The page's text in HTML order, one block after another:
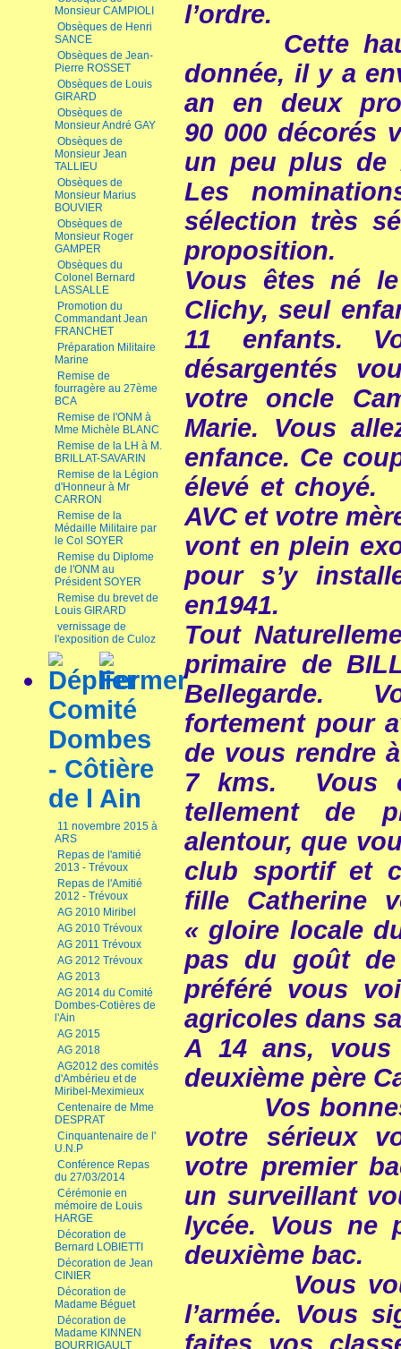
Monsieur CAMPIOLI
Obsèques de Henri
SANCE
Obsèques de Jean-
Pierre ROSSET
Obsèques de Louis
GIRARD
Obsèques de
Monsieur André GAY
Obsèques de
Monsieur Jean
TALLIEU
Obsèques de
Monsieur Marius
BOUVIER
Obsèques de
Monsieur Roger
GAMPER
Obsèques du
Colonel Bernard
LASSALLE
Promotion du
Commandant Jean
FRANCHET
Préparation Militaire
Marine
Remise de
fourragère au 27ème
BCA
Remise de l'ONM à
Mme Michèle BLANC
Remise de la LH à M.
BRILLAT-SAVARIN
Remise de la Légion
d'Honneur à Mr
CARRON
Remise de la
Médaille Militaire par
le Col SOYER
Remise du Diplome
de l'ONM au
Président SOYER
Remise du brevet de
Louis GIRARD
vernissage de
l'exposition de Culoz
Comité
Dombes
- Côtière
de l Ain
11 novembre 2015 à
ARS
Repas de l'amitié
2013 - Trévoux
Repas de l'Amitié
2012 - Trévoux
AG 2010 Miribel
AG 2010 Trévoux
AG 2011 Trévoux
AG 2012 Trévoux
AG 2013
AG 2014 du Comité
Dombes-Cotières de
l'Ain
AG 2015
AG 2018
AG2012 des comités
d'Ambérieu et de
Miribel-Meximieux
Centenaire de Mme
DESPRAT
Cinquantenaire de l'
U.N.P
Conférence Repas
du 27/03/2014
Cérémonie en
mémoire de Louis
HARGE
Décoration de
Bernard LOBIETTI
Décoration de Jean
CINIER
Décoration de
Madame Béguet
Décoration de
Madame KINNEN
BOURRIGAULT
l’ordre.
Cette haute
donnée, il y a
an en deux
90 000 décorés
un peu plus de
Les
sélection très
proposition.
Vous êtes né
Clichy, seul
11 enfants.
désargentés
votre oncle
Marie. Vous
enfance. Ce
élevé et choyé.
AVC et votre
vont en plein
pour s’y
en1941.
Tout
primaire de
Bellegarde.
fortement pour
de vous rendre
7 kms. Vous
tellement de
alentour, que
club sportif et
fille Catherine
« gloire locale
pas du goût
préféré vous
agricoles dans
A 14 ans,
deuxième père
Vos bonnes
votre sérieux
votre premier
un surveillant
lycée. Vous ne
deuxième bac.
Vous vous
l’armée. Vous